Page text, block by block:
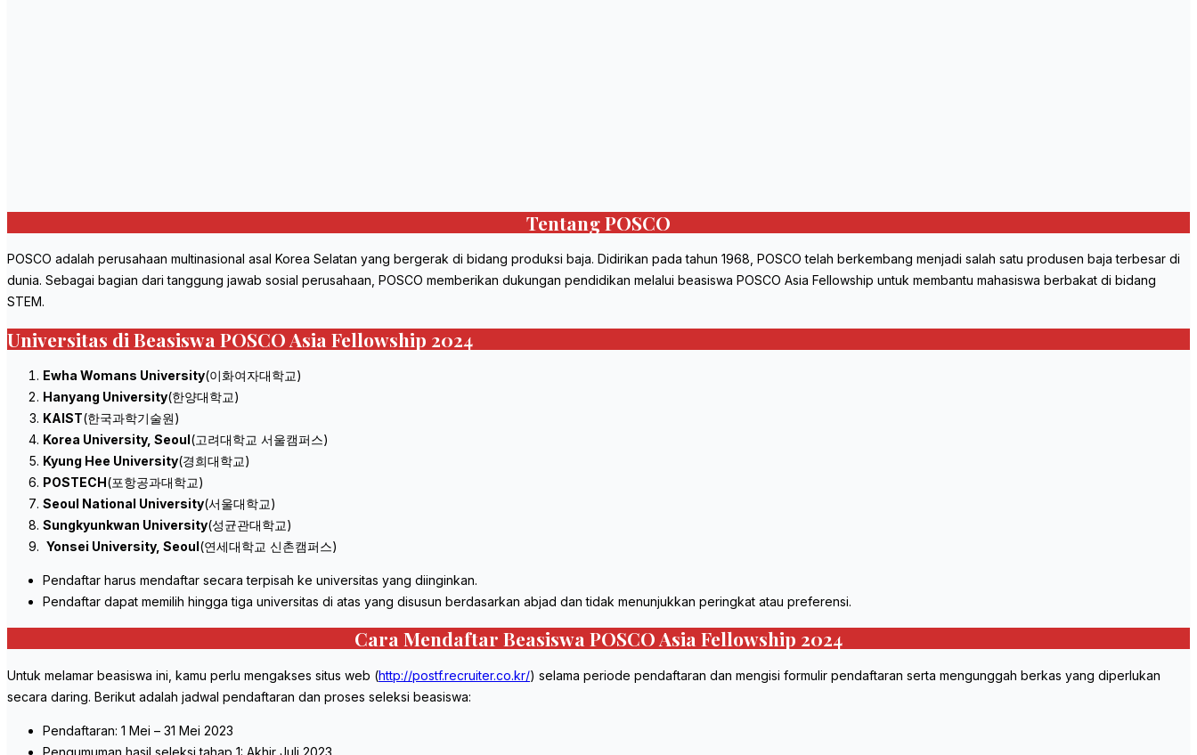
Tentang POSCO
POSCO adalah perusahaan multinasional asal Korea Selatan yang bergerak di bidang produksi baja. Didirikan pada tahun 1968, POSCO telah berkembang menjadi salah satu produsen baja terbesar di
dunia. Sebagai bagian dari tanggung jawab sosial perusahaan, POSCO memberikan dukungan pendidikan melalui beasiswa POSCO Asia Fellowship untuk membantu mahasiswa berbakat di bidang
STEM.
Universitas di Beasiswa POSCO Asia Fellowship 2024
Ewha Womans University(이화여자대학교)
Hanyang University(한양대학교)
KAIST(한국과학기술원)
Korea University, Seoul(고려대학교 서울캠퍼스)
Kyung Hee University(경희대학교)
POSTECH(포항공과대학교)
Seoul National University(서울대학교)
Sungkyunkwan University(성균관대학교)
Yonsei University, Seoul(연세대학교 신촌캠퍼스)
Pendaftar harus mendaftar secara terpisah ke universitas yang diinginkan.
Pendaftar dapat memilih hingga tiga universitas di atas yang disusun berdasarkan abjad dan tidak menunjukkan peringkat atau preferensi.
Cara Mendaftar Beasiswa POSCO Asia Fellowship 2024
Untuk melamar beasiswa ini, kamu perlu mengakses situs web (http://postf.recruiter.co.kr/) selama periode pendaftaran dan mengisi formulir pendaftaran serta mengunggah berkas yang diperlukan
secara daring. Berikut adalah jadwal pendaftaran dan proses seleksi beasiswa:
Pendaftaran: 1 Mei – 31 Mei 2023
Pengumuman hasil seleksi tahap 1: Akhir Juli 2023